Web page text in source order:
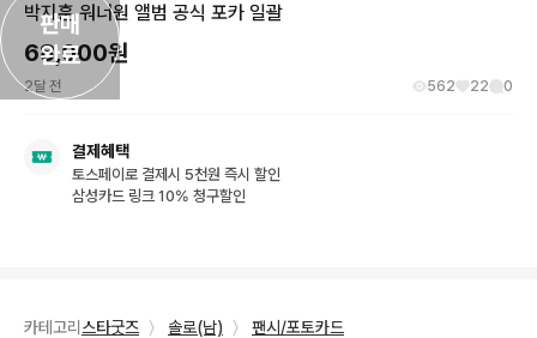
판매
완료
박지훈 워너원 앨범 공식 포카 일괄
68,000원
2달 전 562 22 0
결제혜택
토스페이로 결제시 5천원 즉시 할인
삼성카드 링크 10% 청구할인
카테고리 스타굿즈 〉 솔로(남) 〉
팬시/포토카드